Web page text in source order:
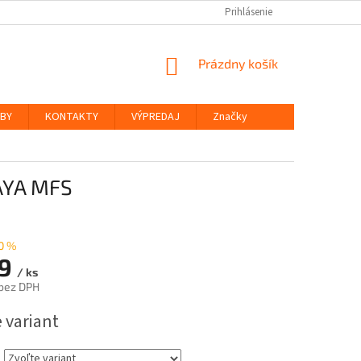
Prihlásenie
NÁKUPNÝ
Prázdny košík
KONTAKTY VÝPREDAJ Značky
MFS
%
/ ks
DPH
variant